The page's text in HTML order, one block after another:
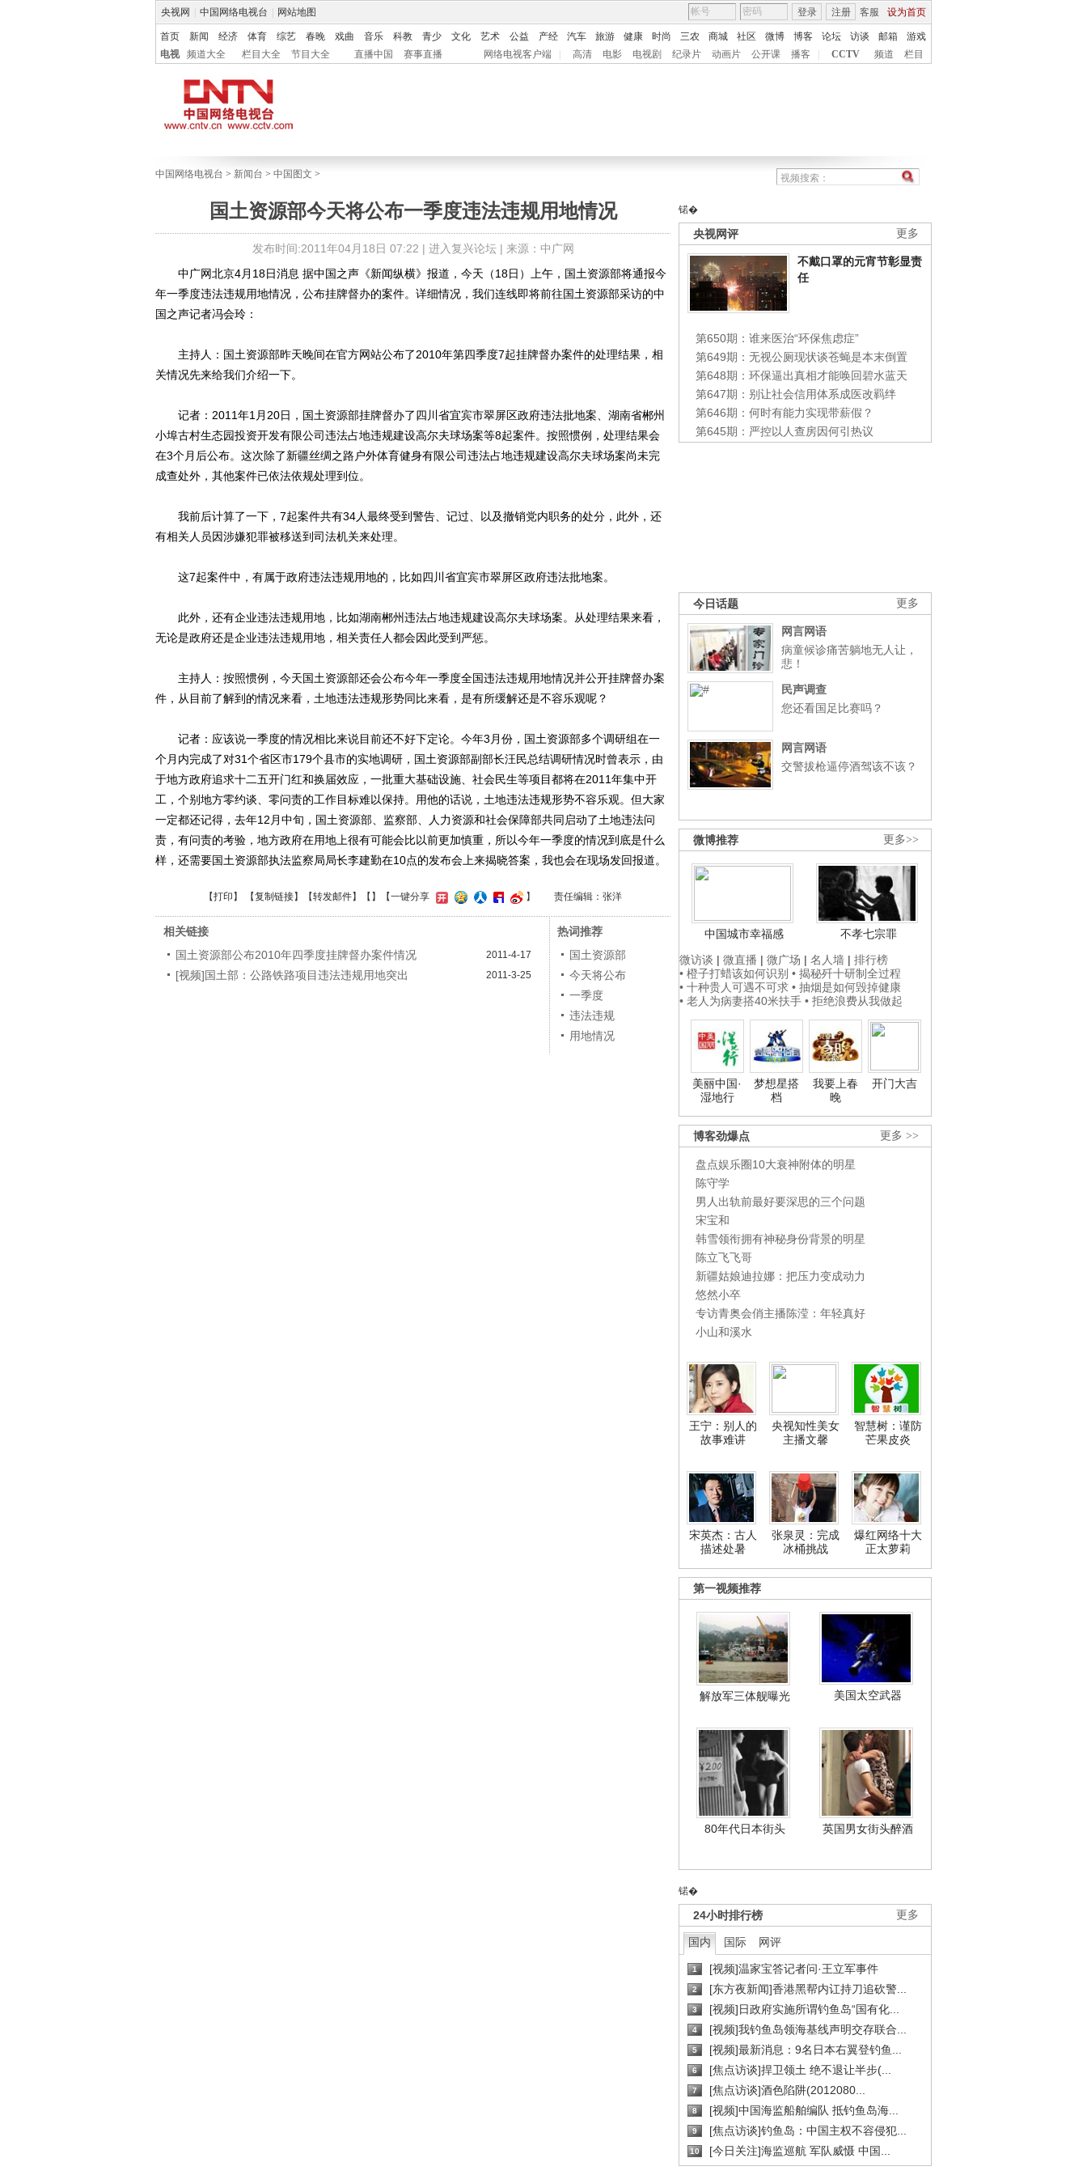
央视网 中国网络电视台 网站地图 客服 设为首页
登录 注册
首页 新闻 经济 体育 综艺 春晚 戏曲 音乐 科教 青少 文化 艺术 公益 产经 汽车 旅游 健康 时尚 三农 商城 社区 微博 博客 论坛 访谈 邮箱
游戏
电视
频道大全 栏目大全 节目大全 直播中国 赛事直播 网络电视客户端 高清 电影 电视剧 纪录片 动画片 公开课 播客 CCTV 频道 栏目
中国网络电视台 > 新闻台 > 中国图文 >
国土资源部今天将公布一季度违法违规用地情况
发布时间:2011年04月18日 07:22 | 进入复兴论坛| 来源：中广网
锘�
更多
央视网评
不戴口罩的元宵节彰显责
任
第650期：谁来医治“环保焦虑症”
第649期：无视公厕现状谈苍蝇是本末倒置
第648期：环保逼出真相才能唤回碧水蓝天
第647期：别让社会信用体系成医改羁绊
第646期：何时有能力实现带薪假？
第645期：严控以人查房因何引热议
更多
今日话题
网言网语
病童候诊痛苦躺地无人让，
悲！
民声调查
您还看国足比赛吗？
网言网语
交警拔枪逼停酒驾该不该？
更多>>
微博推荐
中国城市幸福感
不孝七宗罪
微访谈 | 微直播 | 微广场 | 名人墙 | 排行榜
• 橙子打蜡该如何识别 • 揭秘歼十研制全过程
• 十种贵人可遇不可求 • 抽烟是如何毁掉健康
• 老人为病妻搭40米扶手 • 拒绝浪费从我做起
美丽中国·
湿地行
梦想星搭
档
我要上春
晚
开门大吉
更多 >>
博客劲爆点
盘点娱乐圈10大衰神附体的明星
陈守学
男人出轨前最好要深思的三个问题
宋宝和
韩雪领衔拥有神秘身份背景的明星
陈立飞飞哥
新疆姑娘迪拉娜：把压力变成动力
悠然小卒
专访青奥会俏主播陈滢：年轻真好
小山和溪水
王宁：别人的
故事难讲
央视知性美女
主播文馨
智慧树：谨防
芒果皮炎
宋英杰：古人
描述处暑
张泉灵：完成
冰桶挑战
爆红网络十大
正太萝莉
第一视频推荐
解放军三体舰曝光 美国太空武器
80年代日本街头 英国男女街头醉酒
锘�
更多
24小时排行榜
国内 国际 网评
1 [视频]温家宝答记者问·王立军事件
2 [东方夜新闻]香港黑帮内讧持刀追砍警...
3 [视频]日政府实施所谓钓鱼岛“国有化...
4 [视频]我钓鱼岛领海基线声明交存联合...
5 [视频]最新消息：9名日本右翼登钓鱼...
6 [焦点访谈]捍卫领土 绝不退让半步(...
7 [焦点访谈]酒色陷阱(2012080...
8 [视频]中国海监船舶编队 抵钓鱼岛海...
9 [焦点访谈]钓鱼岛：中国主权不容侵犯...
10 [今日关注]海监巡航 军队威慑 中国...
中广网北京4月18日消息 据中国之声《新闻纵横》报道，今天（18日）上午，国土资源部将通报今
年一季度违法违规用地情况，公布挂牌督办的案件。详细情况，我们连线即将前往国土资源部采访的中
国之声记者冯会玲：
主持人：国土资源部昨天晚间在官方网站公布了2010年第四季度7起挂牌督办案件的处理结果，相
关情况先来给我们介绍一下。
记者：2011年1月20日，国土资源部挂牌督办了四川省宜宾市翠屏区政府违法批地案、湖南省郴州
小埠古村生态园投资开发有限公司违法占地违规建设高尔夫球场案等8起案件。按照惯例，处理结果会
在3个月后公布。这次除了新疆丝绸之路户外体育健身有限公司违法占地违规建设高尔夫球场案尚未完
成查处外，其他案件已依法依规处理到位。
我前后计算了一下，7起案件共有34人最终受到警告、记过、以及撤销党内职务的处分，此外，还
有相关人员因涉嫌犯罪被移送到司法机关来处理。
这7起案件中，有属于政府违法违规用地的，比如四川省宜宾市翠屏区政府违法批地案。
此外，还有企业违法违规用地，比如湖南郴州违法占地违规建设高尔夫球场案。从处理结果来看，
无论是政府还是企业违法违规用地，相关责任人都会因此受到严惩。
主持人：按照惯例，今天国土资源部还会公布今年一季度全国违法违规用地情况并公开挂牌督办案
件，从目前了解到的情况来看，土地违法违规形势同比来看，是有所缓解还是不容乐观呢？
记者：应该说一季度的情况相比来说目前还不好下定论。今年3月份，国土资源部多个调研组在一
个月内完成了对31个省区市179个县市的实地调研，国土资源部副部长汪民总结调研情况时曾表示，由
于地方政府追求十二五开门红和换届效应，一批重大基础设施、社会民生等项目都将在2011年集中开
工，个别地方零约谈、零问责的工作目标难以保持。用他的话说，土地违法违规形势不容乐观。但大家
一定都还记得，去年12月中旬，国土资源部、监察部、人力资源和社会保障部共同启动了土地违法问
责，有问责的考验，地方政府在用地上很有可能会比以前更加慎重，所以今年一季度的情况到底是什么
样，还需要国土资源部执法监察局局长李建勤在10点的发布会上来揭晓答案，我也会在现场发回报道。
【打印 】 【复制链接】【转发邮件】【 】 【一键分享 】 责任编辑：张洋
相关链接
国土资源部公布2010年四季度挂牌督办案件情况
2011-4-17
[视频]国土部：公路铁路项目违法违规用地突出 2011-3-25
热词推荐
国土资源部
今天将公布
一季度
违法违规
用地情况